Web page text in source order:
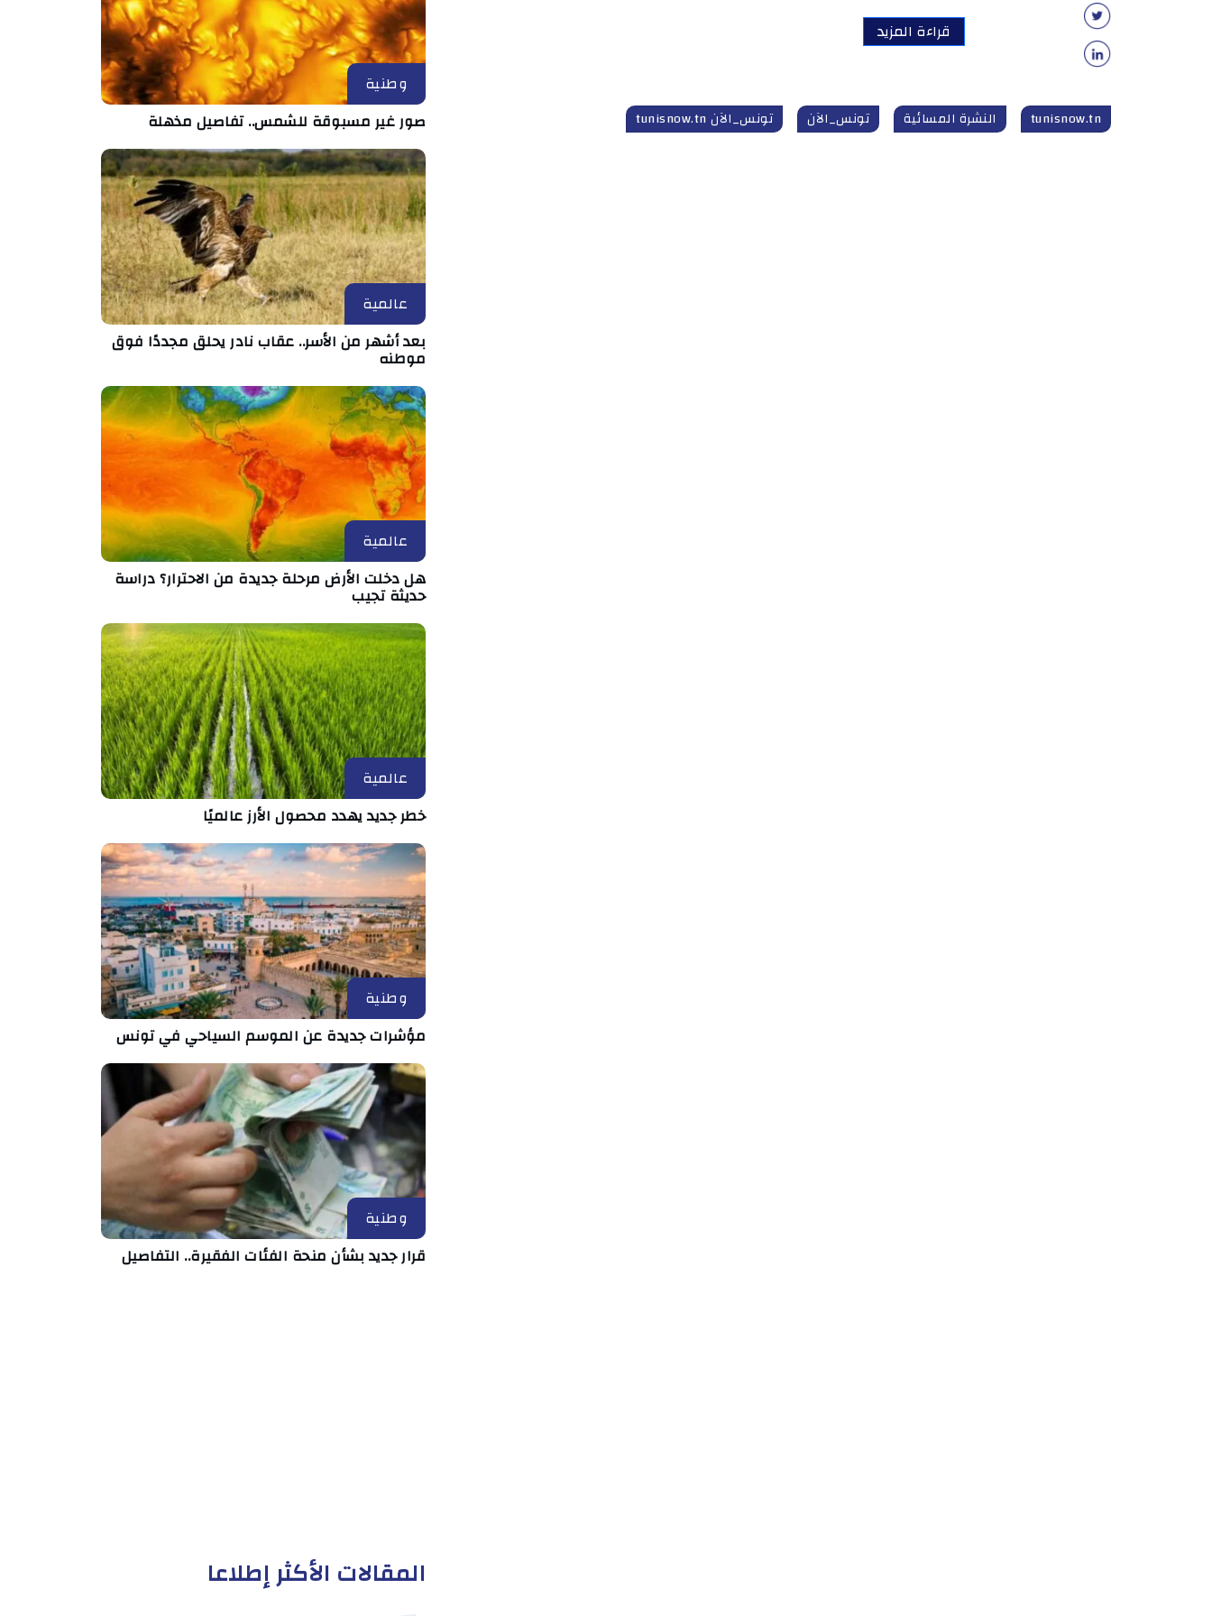
قراءة المزيد
tunisnow.tn النشرة المسائية تونس_الآن تونس_الآن tunisnow.tn
وطنية
صور غير مسبوقة للشمس.. تفاصيل مذهلة
عالمية
بعد أشهر من الأسر.. عقاب نادر يحلق مجددًا فوق
موطنه
عالمية
هل دخلت الأرض مرحلة جديدة من الاحترار؟ دراسة
حديثة تجيب
عالمية
خطر جديد يهدد محصول الأرز عالميًا
وطنية
مؤشرات جديدة عن الموسم السياحي في تونس
وطنية
قرار جديد بشأن منحة الفئات الفقيرة.. التفاصيل
المقالات الأكثر إطلاعا